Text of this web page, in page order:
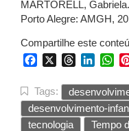
MARTORELL,
Porto Alegre: AMGH,
Compartilhe este
FacebookThreads
Tags:
desenvolvimento-
tecnologia
Tempo